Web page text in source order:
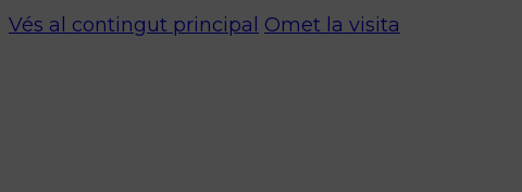
Vés al contingut principal Omet la visita